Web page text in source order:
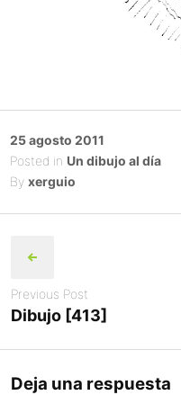
Posted
on
25 agosto 2011
Posted in Un dibujo al día
By xerguio
navigation
Previous Post
Dibujo [413]
Deja una respuesta